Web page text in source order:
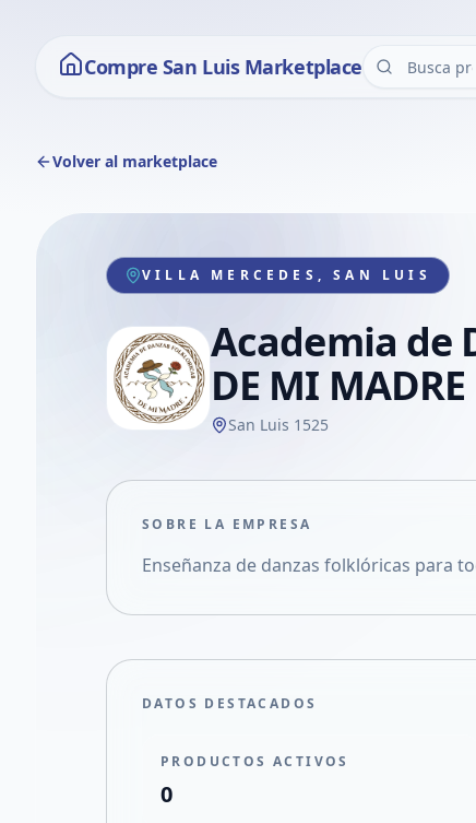
Compre San Luis Marketplace
Volver al marketplace
VILLA MERCEDES, SAN LUIS
Academia de
DE MI MADRE
San Luis 1525
SOBRE LA EMPRESA
Enseñanza de danzas folklóricas para
DATOS DESTACADOS
PRODUCTOS ACTIVOS
0